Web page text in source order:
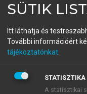
fiókoddal,
A regisztráció után a
BELÉPÉS
SÜTIK
Itt láthatja és
További információért
tájékoztatónkat
STATISZTIKA
A statisztikai